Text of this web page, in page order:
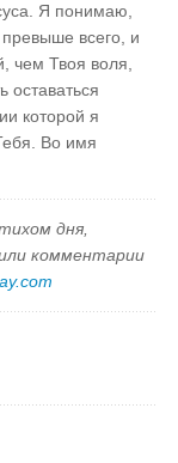
Я понимаю,
всего, и
чем Твоя воля,
оставаться
которой я
Во имя
дня,
комментарии